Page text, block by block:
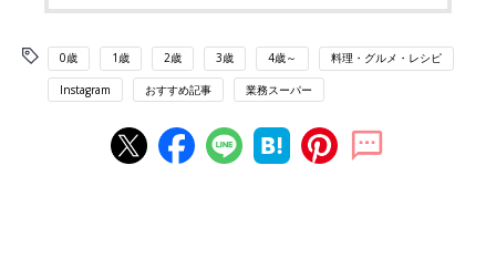
0歳 1歳 2歳 3歳 4歳～ 料理・グルメ・レシピ
Instagram おすすめ記事 業務スーパー